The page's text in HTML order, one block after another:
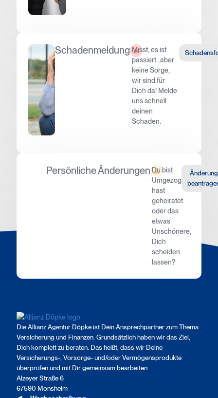
Schadenmeldung Misst, es ist
passiert…aber
keine Sorge,
wir sind für
Dich da! Melde
uns schnell
deinen
Schaden.
Persönliche Änderungen Du bist
Umgezogen,
hast
geheiratet
oder das
etwas
Unschönere,
Dich
scheiden
lassen?
Änderung
Die Allianz Agentur Döpke ist Dein Ansprechpartner zum Thema
Versicherung und Finanzen. Grundsätzlich haben wir das Ziel,
Dich komplett zu beraten. Das heißt, dass wir Deine
Versicherungs-, Vorsorge- und/oder Vermögensprodukte
überprüfen und mit Dir gemeinsam bearbeiten.
Alzeyer Straße 6
67590 Monsheim